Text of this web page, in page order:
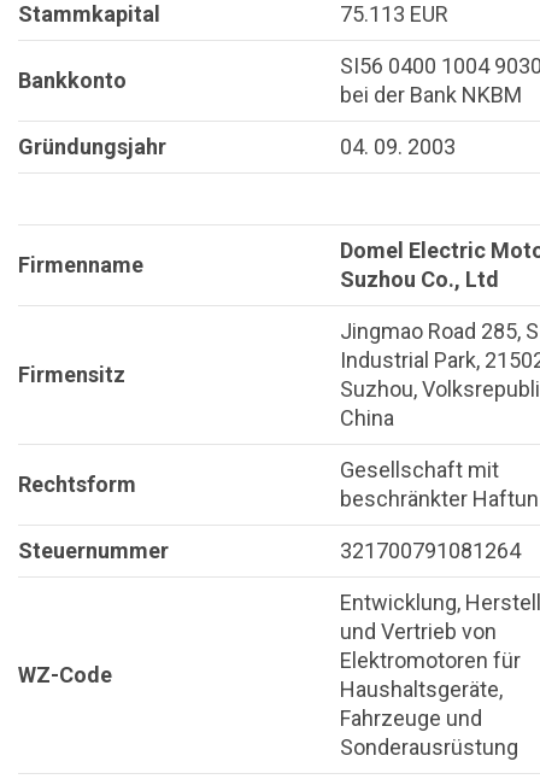
Stammkapital 75.113 EUR
Bankkonto
SI56 0400 1004
bei der Bank NKBM
Gründungsjahr 04. 09. 2003
Firmenname
Domel Electric
Suzhou Co., Ltd
Firmensitz
Jingmao Road 285,
Industrial Park,
Suzhou,
China
Rechtsform
Gesellschaft mit
beschränkter
Steuernummer 321700791081264
WZ-Code
Entwicklung,
und Vertrieb von
Elektromotoren für
Haushaltsgeräte,
Fahrzeuge und
Sonderausrüstung